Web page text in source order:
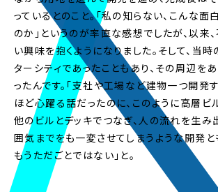
2026.1.23
社員インタビューページを更
2026.1.16
本選考スケジュールを公開い
詳しくは採用情報の「募集要項
社員インタビューページを更新
っているとのこと。「私の知らない、こんな
のか」というのが率直な感想でしたが、以来
い興味を抱くようになりました。そして、当
ターシティであったこともあり、その周辺を
ったんです。「支社や工場など建物一つ開発
ほど心躍る話だったのに、このように高層ビ
他のビルとデッキでつなぎ、人の流れを生み
囲気までをも一変させてしまうような開発と
もうただごとではない」と。